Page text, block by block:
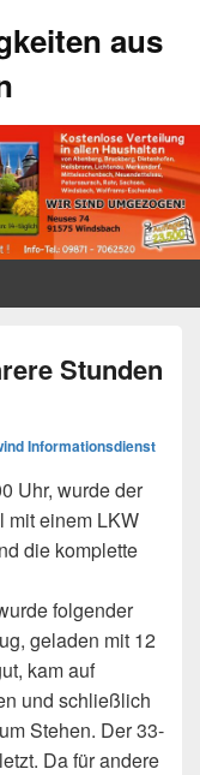
aus
Stunden
Informationsdienst
Uhr, wurde der
mit einem LKW
die komplette
folgender
geladen mit 12
kam auf
und schließlich
Stehen. Der 33-
Da für andere